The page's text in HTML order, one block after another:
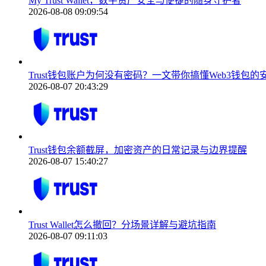
2026-08-08 09:09:54
Trust钱包账户为何没有密码？一文带你搞懂Web3钱包的
2026-08-07 20:43:29
Trust钱包余额截屏，加密资产的日常记录与边界提醒
2026-08-07 15:40:27
Trust Wallet怎么撤回？分场景详解与避坑指南
2026-08-07 09:11:03